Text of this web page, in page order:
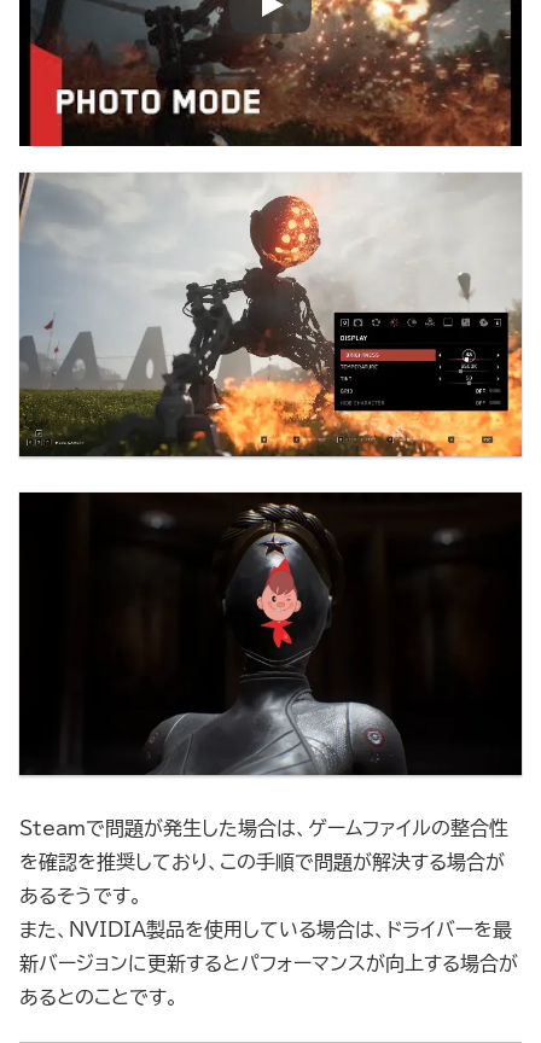
Steamで問題が発生した場合は、ゲームファイルの整合性
を確認を推奨しており、この手順で問題が解決する場合が
あるそうです。
また、NVIDIA製品を使用している場合は、ドライバーを最
新バージョンに更新するとパフォーマンスが向上する場合が
あるとのことです。